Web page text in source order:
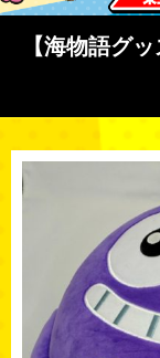
【海物語グ